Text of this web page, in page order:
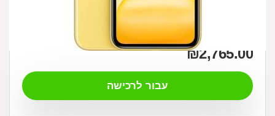
₪2,765.00
עבור לרכישה